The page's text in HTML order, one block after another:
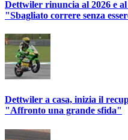
Dettwiler rinuncia al 2026 e
"Sbagliato correre senza
Dettwiler a casa, inizia il
"Affronto una grande sfida"